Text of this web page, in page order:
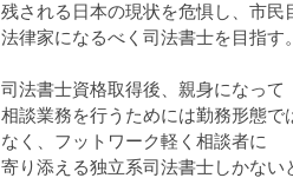
残される日本の現状を危惧し、市民
法律家になるべく司法書士を目指す。
司法書士資格取得後、親身になって
相談業務を行うためには勤務形態で
なく、フットワーク軽く相談者に
寄り添える独立系司法書士しかない